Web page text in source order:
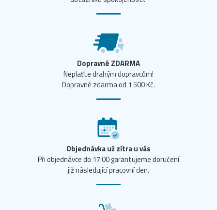
Dopravné ZDARMA
Neplaťte drahým dopravcům!
Dopravné zdarma od 1 500 Kč.
Objednávka už zítra u vás
Při objednávce do 17:00 garantujeme doručení
již následující pracovní den.